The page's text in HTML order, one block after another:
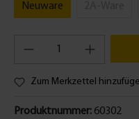
Neuware
Zum Merkzettel
Produktnummer: 60302